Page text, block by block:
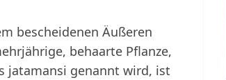
bescheidenen Äußeren
behaarte Pflanze,
jatamansi genannt wird, ist